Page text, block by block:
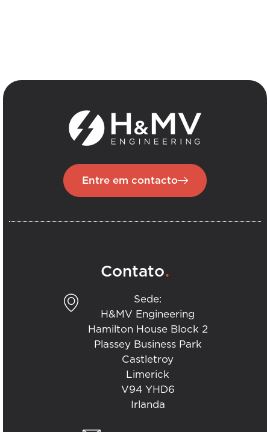
Entre em contacto
Contato.
Sede:
H&MV Engineering
Hamilton House Block 2
Plassey Business Park
Castletroy
Limerick
V94 YHD6
Irlanda